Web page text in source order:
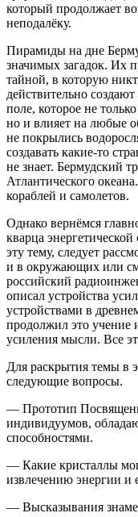
который продолжает
неподалёку.
Пирамиды на дне
значимых загадок. Их
тайной, в которую
действительно создают
поле, которое не
но и влияет на любые
не покрылись
создавать какие-то
не знает. Бермудский
Атлантического
кораблей и самолетов.
Однако вернёмся
кварца
эту тему, следует
и в окружающих или
российский
описал устройства
устройствами в
продолжил это учение
усиления мысли. Все
Для раскрытия темы в
следующие вопросы.
— Прототип
индивидуумов,
способностями.
— Какие кристаллы
извлечению энергии и
— Высказывания